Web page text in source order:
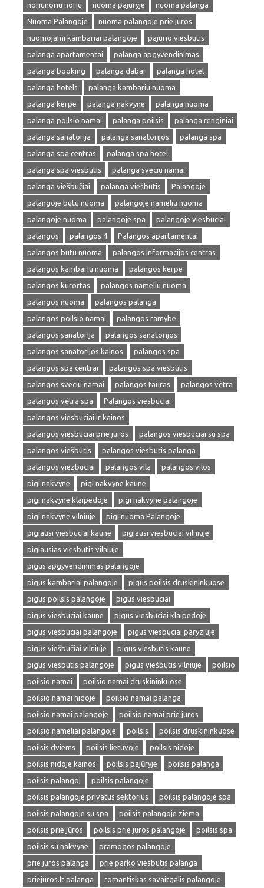
noriunoriu noriu
nuoma pajuryje
nuoma palanga
Nuoma Palangoje
nuoma palangoje prie juros
nuomojami kambariai palangoje
pajurio viesbutis
palanga apartamentai
palanga apgyvendinimas
palanga booking
palanga dabar
palanga hotel
palanga hotels
palanga kambariu nuoma
palanga kerpe
palanga nakvyne
palanga nuoma
palanga poilsio namai
palanga poilsis
palanga renginiai
palanga sanatorija
palanga sanatorijos
palanga spa
palanga spa centras
palanga spa hotel
palanga spa viesbutis
palanga sveciu namai
palanga viešbučiai
palanga viešbutis
Palangoje
palangoje butu nuoma
palangoje nameliu nuoma
palangoje nuoma
palangoje spa
palangoje viesbuciai
palangos
palangos 4
Palangos apartamentai
palangos butu nuoma
palangos informacijos centras
palangos kambariu nuoma
palangos kerpe
palangos kurortas
palangos nameliu nuoma
palangos nuoma
palangos palanga
palangos poilsio namai
palangos ramybe
palangos sanatorija
palangos sanatorijos
palangos sanatorijos kainos
palangos spa
palangos spa centrai
palangos spa viesbutis
palangos sveciu namai
palangos tauras
palangos vėtra
palangos vėtra spa
Palangos viesbuciai
palangos viesbuciai ir kainos
palangos viesbuciai prie juros
palangos viesbuciai su spa
palangos viešbutis
palangos viesbutis palanga
palangos viezbuciai
palangos vila
palangos vilos
pigi nakvyne
pigi nakvyne kaune
pigi nakvyne klaipedoje
pigi nakvyne palangoje
pigi nakvynė vilniuje
pigi nuoma Palangoje
pigiausi viesbuciai kaune
pigiausi viesbuciai vilniuje
pigiausias viesbutis vilniuje
pigus apgyvendinimas palangoje
pigus kambariai palangoje
pigus poilsis druskininkuose
pigus poilsis palangoje
pigus viesbuciai
pigus viesbuciai kaune
pigus viesbuciai klaipedoje
pigus viesbuciai palangoje
pigus viesbuciai paryziuje
pigūs viešbučiai vilniuje
pigus viesbutis kaune
pigus viesbutis palangoje
pigus viešbutis vilniuje
poilsio
poilsio namai
poilsio namai druskininkuose
poilsio namai nidoje
poilsio namai palanga
poilsio namai palangoje
poilsio namai prie juros
poilsio nameliai palangoje
poilsis
poilsis druskininkuose
poilsis dviems
poilsis lietuvoje
poilsis nidoje
poilsis nidoje kainos
poilsis pajūryje
poilsis palanga
poilsis palangoj
poilsis palangoje
poilsis palangoje privatus sektorius
poilsis palangoje spa
poilsis palangoje su spa
poilsis palangoje ziema
poilsis prie jūros
poilsis prie juros palangoje
poilsis spa
poilsis su nakvyne
pramogos palangoje
prie juros palanga
prie parko viesbutis palanga
priejuros.lt palanga
romantiskas savaitgalis palangoje